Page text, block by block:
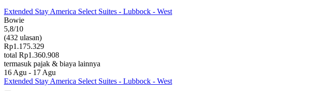
Extended Stay America Select Suites - Lubbock - West
Bowie
5,8/10
(432 ulasan)
Rp1.175.329
total Rp1.360.908
termasuk pajak & biaya lainnya
16 Agu - 17 Agu
Extended Stay America Select Suites - Lubbock - West